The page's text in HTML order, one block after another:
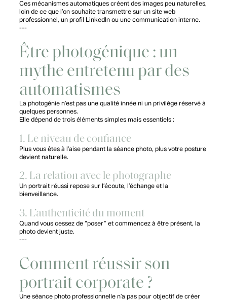
Ces mécanismes automatiques créent des images peu naturelles,
loin de ce que l’on souhaite transmettre sur un site web
professionnel, un profil LinkedIn ou une communication interne.
---
Être photogénique : un
mythe entretenu par des
automatismes
La photogénie n’est pas une qualité innée ni un privilège réservé à
quelques personnes.
Elle dépend de trois éléments simples mais essentiels :
1. Le niveau de confiance
Plus vous êtes à l’aise pendant la séance photo, plus votre posture
devient naturelle.
2. La relation avec le photographe
Un portrait réussi repose sur l’écoute, l’échange et la
bienveillance.
3. L’authenticité du moment
Quand vous cessez de “poser” et commencez à être présent, la
photo devient juste.
---
Comment réussir son
portrait corporate ?
Une séance photo professionnelle n’a pas pour objectif de créer